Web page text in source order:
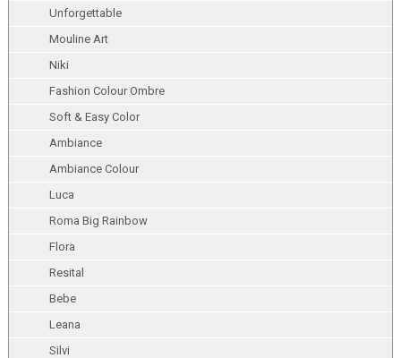
Unforgettable
Mouline Art
Niki
Fashion Colour Ombre
Soft & Easy Color
Ambiance
Ambiance Colour
Luca
Roma Big Rainbow
Flora
Resital
Bebe
Leana
Silvi